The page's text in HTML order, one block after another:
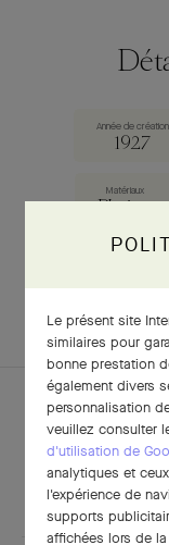
Année de création
1927
Matériaux
Le présent site
similaires pour
bonne prestation
également divers
personnalisation
veuillez consulter
d'utilisation de
analytiques et
l'expérience de
supports
affichées lors de